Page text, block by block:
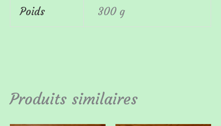
Poids 300 g
Produits similaires